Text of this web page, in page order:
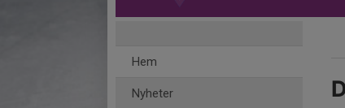
Hem
Nyheter